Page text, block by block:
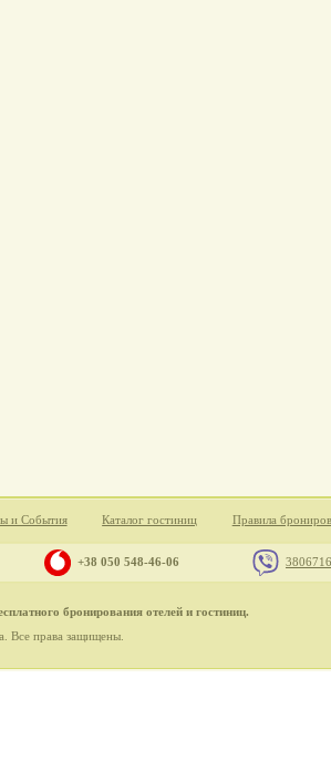
и События Каталог гостиниц Правила
+38 050 548-46-06
бронирования отелей и гостиниц.
Все права защищены.